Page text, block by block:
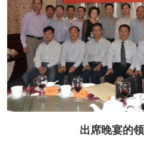
出席晚宴的